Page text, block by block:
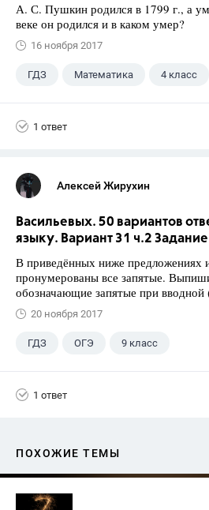
А. С. Пушкин родился в 1799 г., а
веке он родился и в каком умер?
16 ноября 2017
ГДЗ Математика 4 класс
1 ответ
Алексей Жирухин
Васильевых. 50 вариантов
языку. Вариант 31 ч.2
В приведённых ниже предложениях
пронумерованы все запятые.
обозначающие запятые при вводной
20 ноября 2017
ГДЗ ОГЭ 9 класс
1 ответ
ПОХОЖИЕ ТЕМЫ